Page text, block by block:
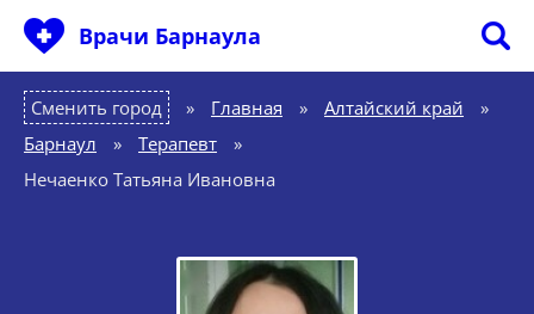
Врачи Барнаула
Сменить город Главная » Алтайский край
»
Барнаул
» Терапевт
»
Нечаенко Татьяна Ивановна